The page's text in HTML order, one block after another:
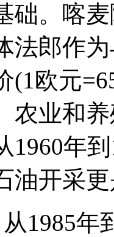
础。喀
法郎作
(1欧元
农业和
1960年
油开采
1985年